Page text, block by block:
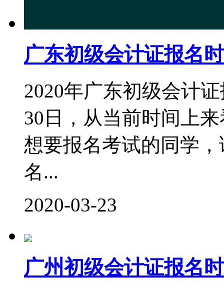
广东初级会计证报名
2020年广东初级会计
30日，从当前时间上
想要报名考试的同学
名...
2020-03-23
广州初级会计证报名